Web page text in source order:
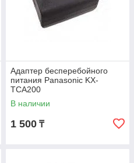
Адаптер бесперебойного
питания Panasonic KX-
TCA200
В наличии
1 500 ₸